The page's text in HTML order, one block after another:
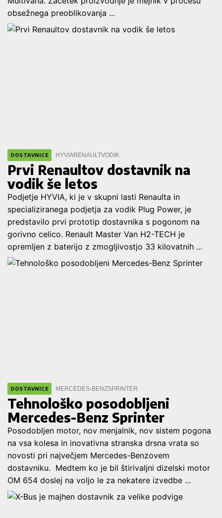
obsežnega preoblikovanja ...
DOSTAVNICE HYVIARENAULTVODIK
Prvi Renaultov dostavnik na
vodik še letos
Podjetje HYVIA, ki je v skupni lasti Renaulta in
specializiranega podjetja za vodik Plug Power, je
predstavilo prvi prototip dostavnika s pogonom na
gorivno celico. Renault Master Van H2-TECH je
opremljen z baterijo z zmogljivostjo 33 kilovatnih ...
DOSTAVNICE MERCEDES-BENZSPRINTER
Tehnološko posodobljeni
Mercedes-Benz Sprinter
Posodobljen motor, nov menjalnik, nov sistem pogona
na vsa kolesa in inovativna stranska drsna vrata so
novosti pri največjem Mercedes-Benzovem
dostavniku. Medtem ko je bil štirivaljni dizelski motor
OM 654 doslej na voljo le za nekatere izvedbe ...